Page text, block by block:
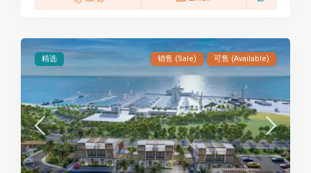
精选 销售 (Sale) 可售 (Available)